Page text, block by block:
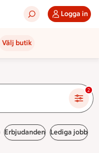
Logga in
Välj butik
2
Erbjudanden Lediga jobb